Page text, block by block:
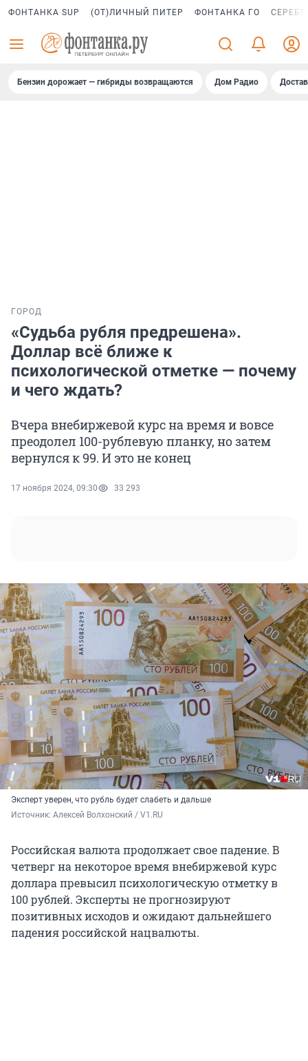
ФОНТАНКА SUP (ОТ)ЛИЧНЫЙ ПИТЕР ФОНТАНКА ГО
Бензин дорожает — гибриды возвращаются Дом Радио
ГОРОД
«Судьба рубля предрешена».
Доллар всё ближе к
психологической отметке — почему
и чего ждать?
Вчера внебиржевой курс на время и вовсе
преодолел 100-рублевую планку, но затем
вернулся к 99. И это не конец
17 ноября 2024, 09:30 33 293
Эксперт уверен, что рубль будет слабеть и дальше
Источник: Алексей Волхонский / V1.RU
Российская валюта продолжает свое падение. В
четверг на некоторое время внебиржевой курс
доллара превысил психологическую отметку в
100 рублей. Эксперты не прогнозируют
позитивных исходов и ожидают дальнейшего
падения российской нацвалюты.